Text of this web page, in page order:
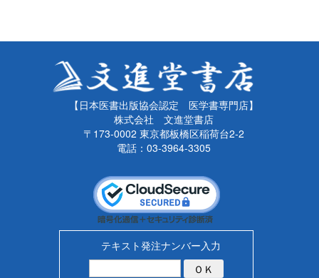
【日本医書出版協会認定 医学書専門店】
株式会社 文進堂書店
〒173-0002 東京都板橋区稲荷台2-2
電話：03-3964-3305
テキスト発注ナンバー入力